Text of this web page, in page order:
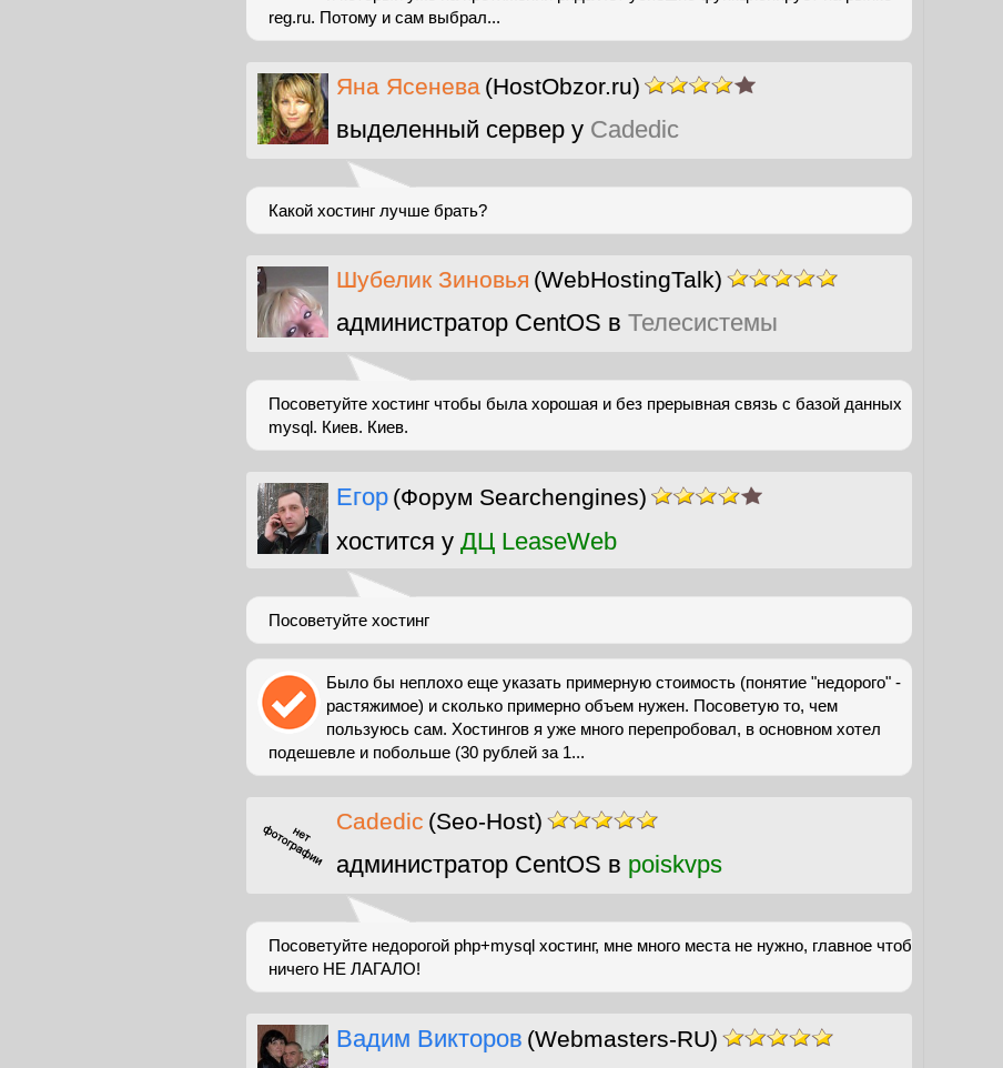
reg.ru. Потому и сам выбрал...
Яна Ясенева (HostObzor.ru)
выделенный сервер у Cadedic
Какой хостинг лучше брать?
Шубелик Зиновья (WebHostingTalk)
администратор CentOS в Телесистемы
Посоветуйте хостинг чтобы была хорошая и без прерывная связь с базой данных
mysql. Киев. Киев.
Егор (Форум Searchengines)
хостится у ДЦ LeaseWeb
Посоветуйте хостинг
Было бы неплохо еще указать примерную стоимость (понятие "недорого" -
растяжимое) и сколько примерно объем нужен. Посоветую то, чем
пользуюсь сам. Хостингов я уже много перепробовал, в основном хотел
подешевле и побольше (30 рублей за 1...
Cadedic (Seo-Host)
администратор CentOS в poiskvps
Посоветуйте недорогой php+mysql хостинг, мне много места не нужно, главное чтоб
ничего НЕ ЛАГАЛО!
Вадим Викторов (Webmasters-RU)